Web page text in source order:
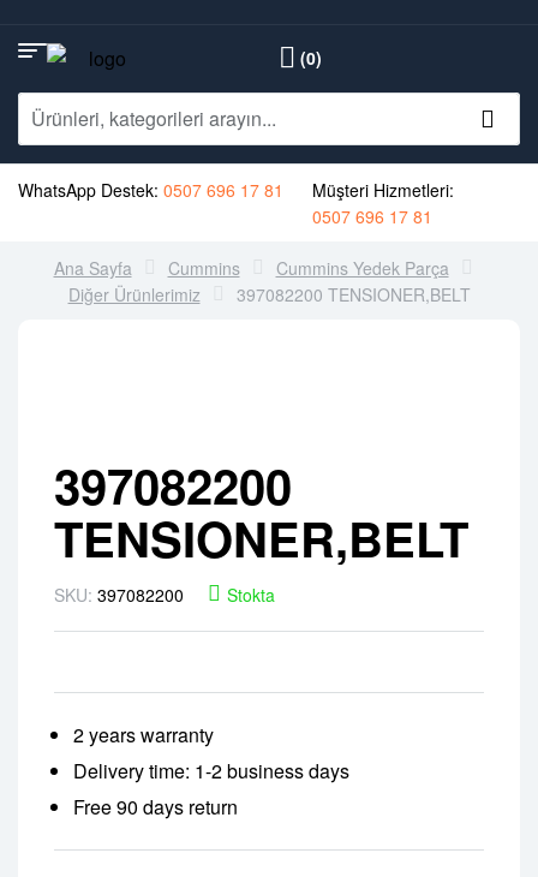
(0)
WhatsApp Destek: 0507 696 17 81
Müşteri Hizmetleri:
0507 696 17 81
Ana Sayfa Cummins
Cummins Yedek Parça
Diğer Ürünlerimiz
397082200 TENSIONER,BELT
397082200
TENSIONER,BELT
SKU: 397082200 Stokta
2 years warranty
Delivery time: 1-2 business days
Free 90 days return